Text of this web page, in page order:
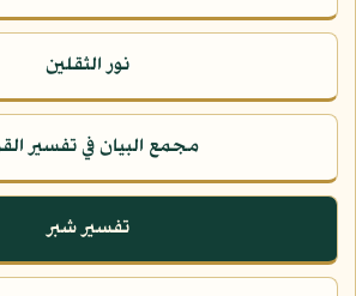
نور الثقلين
مجمع البيان في تفسير
تفسير شبر